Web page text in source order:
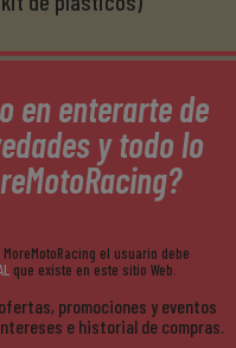
en enterarte de
y todo lo
el usuario debe
que existe en este sitio Web.
promociones y eventos
e historial de compras.